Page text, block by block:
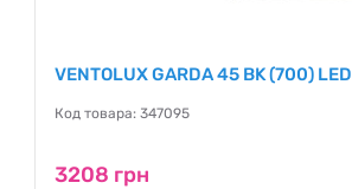
VENTOLUX GARDA 45 BK (700) LED
Код товара: 347095
3208 грн